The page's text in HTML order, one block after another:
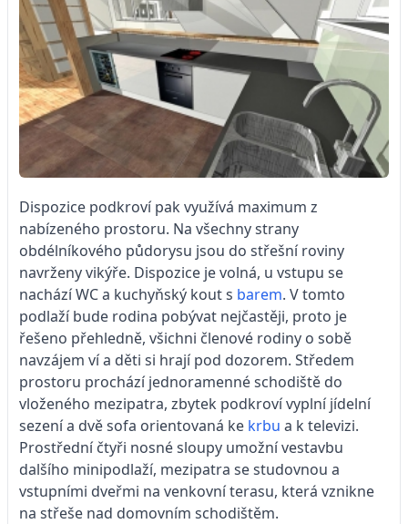
Dispozice podkroví pak využívá maximum z
nabízeného prostoru. Na všechny strany
obdélníkového půdorysu jsou do střešní roviny
navrženy vikýře. Dispozice je volná, u vstupu se
nachází WC a kuchyňský kout s barem. V tomto
podlaží bude rodina pobývat nejčastěji, proto je
řešeno přehledně, všichni členové rodiny o sobě
navzájem ví a děti si hrají pod dozorem. Středem
prostoru prochází jednoramenné schodiště do
vloženého mezipatra, zbytek podkroví vyplní jídelní
sezení a dvě sofa orientovaná ke krbu a k televizi.
Prostřední čtyři nosné sloupy umožní vestavbu
dalšího minipodlaží, mezipatra se studovnou a
vstupními dveřmi na venkovní terasu, která vznikne
na střeše nad domovním schodištěm.